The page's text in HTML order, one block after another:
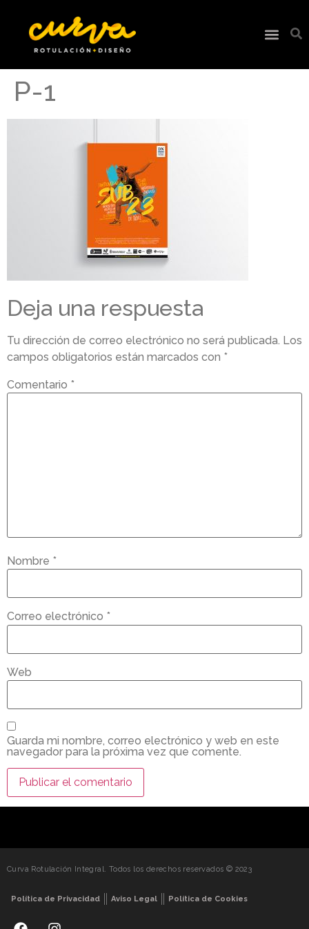
P-1
Deja una respuesta
Tu dirección de correo electrónico no será publicada. Los
campos obligatorios están marcados con *
Comentario *
Nombre *
Correo electrónico *
Web
Guarda mi nombre, correo electrónico y web en este
navegador para la próxima vez que comente.
Curva Rotulación Integral. Todos los derechos reservados © 2023
Política de Privacidad Aviso Legal Política de Cookies